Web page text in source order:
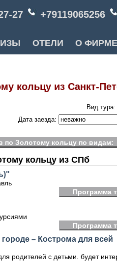
27 +79119065256
ОТЕЛИ О ФИРМЕ
кольцу из Санкт-
Вид тура:
Дата заезда:
по Золотому кольцу по видам:
кольцу из СПб
Программа
Программа
– Кострома для всей
родителей с детьми. будет